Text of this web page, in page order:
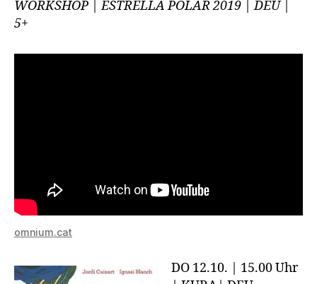
WORKSHOP | ESTRELLA POLAR 2019 | DEU |
5+
omnium.cat
DO 12.10. | 15.00 Uhr